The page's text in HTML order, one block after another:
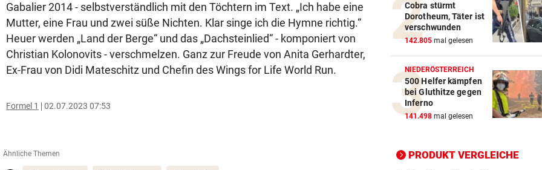
Gabalier 2014 - selbstverständlich mit den Töchtern im Text. „Ich habe eine
Mutter, eine Frau und zwei süße Nichten. Klar singe ich die Hymne richtig.“
Heuer werden „Land der Berge“ und das „Dachsteinlied“ - komponiert von
Christian Kolonovits - verschmelzen. Ganz zur Freude von Anita Gerhardter,
Ex-Frau von Didi Mateschitz und Chefin des Wings for Life World Run.
Formel 1 02.07.2023 07:53
Ähnliche Themen
Cobra stürmt
Dorotheum, Täter ist
verschwunden
142.805 mal gelesen
NIEDERÖSTERREICH
500 Helfer kämpfen
bei Gluthitze gegen
Inferno
141.498 mal gelesen
PRODUKT VERGLEICHE
Crosstrainer Vergleich
ZUM VERGLEICH
ZUM VERGLEICH
Elektro-Scooter Vergleich
ZUM VERGLEICH
ZUM VERGLEICH